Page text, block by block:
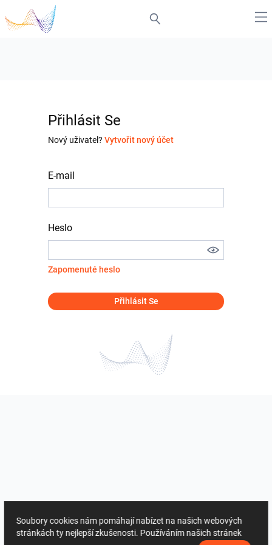
Přihlásit Se
Nový uživatel? Vytvořit nový účet
E-mail
Heslo
Zapomenuté heslo
Přihlásit Se
Soubory cookies nám pomáhají nabízet na našich webových
stránkách ty nejlepší zkušenosti. Používáním našich stránek